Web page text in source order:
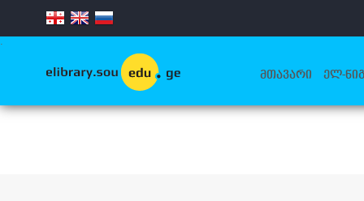
.
ᲛᲗᲐᲕᲐᲠᲘ ᲔᲚ-